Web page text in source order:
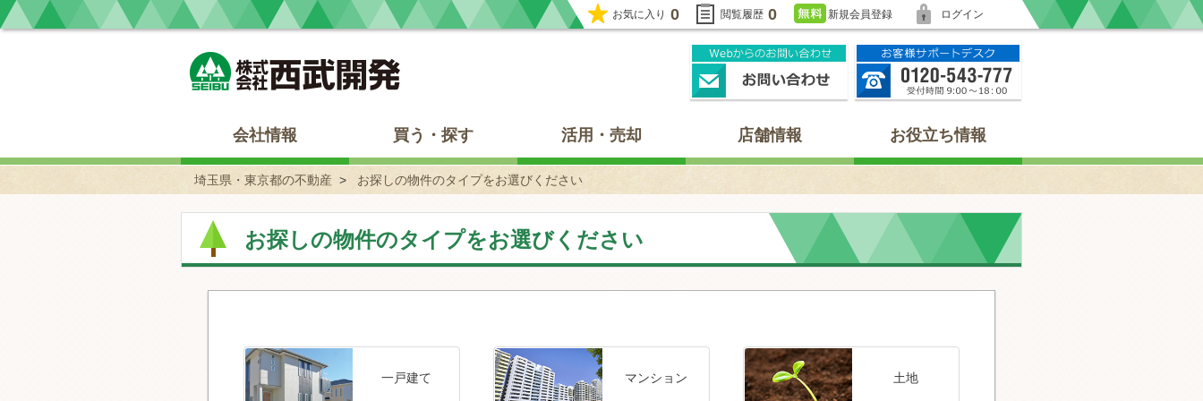
お気に入り 0 閲覧履歴 0 新規会員登録 ログイン
会社情報 買う・探す 活用・売却 店舗情報 お役立ち情報
埼玉県・東京都の不動産 お探しの物件のタイプをお選びください
お探しの物件のタイプをお選びください
一戸建て マンション 土地